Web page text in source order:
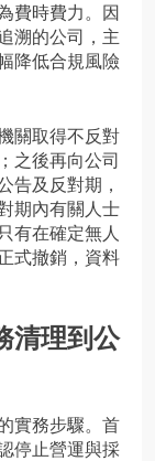
費時費力。因
溯的公司，主
降低合規風險
關取得不反對
之後再向公司
告及反對期，
期內有關人士
有在確定無人
式撤銷，資料
清理到公
實務步驟。首
停止營運與採